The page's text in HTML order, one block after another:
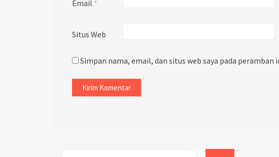
Email *
Situs Web
Simpan nama, email, dan situs web saya pada